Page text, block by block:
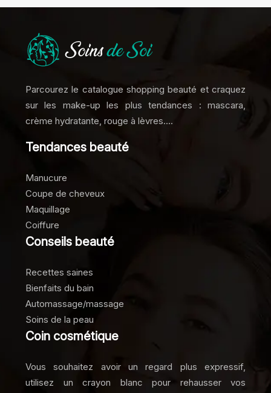
Parcourez le catalogue shopping beauté et craquez
sur les make-up les plus tendances : mascara,
crème hydratante, rouge à lèvres….
Tendances beauté
Manucure
Coupe de cheveux
Maquillage
Coiffure
Conseils beauté
Recettes saines
Bienfaits du bain
Automassage/massage
Soins de la peau
Coin cosmétique
Vous souhaitez avoir un regard plus expressif,
utilisez un crayon blanc pour rehausser vos